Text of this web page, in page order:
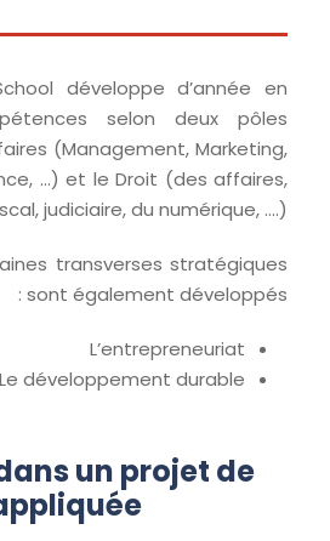
développe d’année en
selon deux pôles
(Management, Marketing,
…) et le Droit (des affaires,
judiciaire, du numérique, ….).
transverses stratégiques
sont également développés :
L’entrepreneuriat
Le développement durable
un projet de